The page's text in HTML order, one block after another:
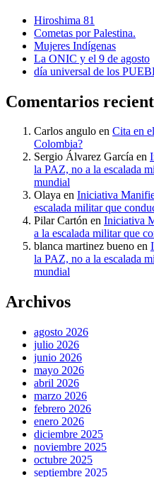
Hiroshima 81
Cometas por Palestina.
Mujeres Indígenas
La ONIC y el 9 de agosto
día universal de los
Comentarios
Carlos angulo en Cita en
Colombia?
Sergio Álvarez García en
la PAZ, no a la escalada
mundial
Olaya en Iniciativa
escalada militar que
Pilar Cartón en Iniciativa
a la escalada militar que
blanca martinez bueno en
la PAZ, no a la escalada
mundial
Archivos
agosto 2026
julio 2026
junio 2026
mayo 2026
abril 2026
marzo 2026
febrero 2026
enero 2026
diciembre 2025
noviembre 2025
octubre 2025
septiembre 2025